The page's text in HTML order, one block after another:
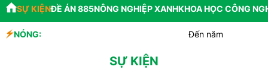
SỰ KIỆNĐỀ ÁN 885NÔNG NGHIỆP XANHKHOA HỌC CÔNG
NÓNG:
Đến năm 2045, Việt Nam
Lâm Đồng: Không hợp thức
SỰ KIỆN